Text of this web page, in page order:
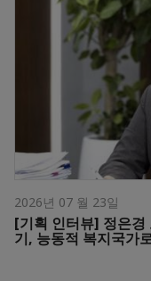
2026년 07 월 23일
[기획 인터뷰] 정은경
기, 능동적 복지국가